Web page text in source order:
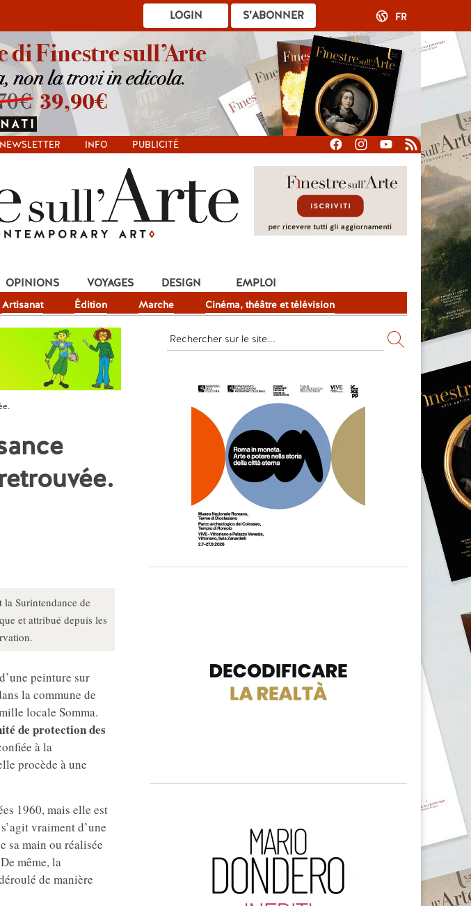
S’ABONNER
LOGIN FR
NEWSLETTER INFO PUBLICITÉ
Artisanat Édition Marche Cinéma, théâtre et télévision
OPINIONS VOYAGES DESIGN EMPLOI
Surintendance de
et attribué depuis les
peinture sur
la commune de
locale Somma.
de protection des
à la
procède à une
1960, mais elle est
vraiment d’une
sa main ou réalisée
même, la
de manière